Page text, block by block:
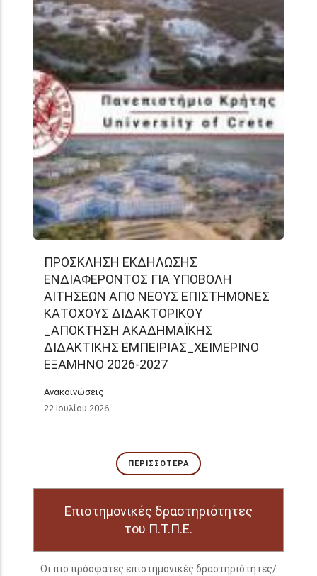
ΠΡΟΣΚΛΗΣΗ ΕΚΔΗΛΩΣΗΣ
ΕΝΔΙΑΦΕΡΟΝΤΟΣ ΓΙΑ ΥΠΟΒΟΛΗ
ΑΙΤΗΣΕΩΝ ΑΠΟ ΝΕΟΥΣ ΕΠΙΣΤΗΜΟΝΕΣ
ΚΑΤΟΧΟΥΣ ΔΙΔΑΚΤΟΡΙΚΟΥ
_ΑΠΟΚΤΗΣΗ ΑΚΑΔΗΜΑΪΚΗΣ
ΔΙΔΑΚΤΙΚΗΣ ΕΜΠΕΙΡΙΑΣ_ΧΕΙΜΕΡΙΝΟ
ΕΞΑΜΗΝΟ 2026-2027
Ανακοινώσεις
22 Ιουλίου 2026
ΠΕΡΙΣΣΌΤΕΡΑ
Επιστημονικές δραστηριότητες
του Π.Τ.Π.Ε.
Οι πιο πρόσφατες επιστημονικές δραστηριότητες/